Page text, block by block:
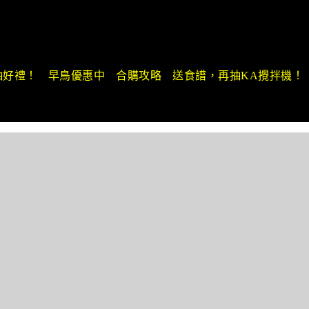
禮！ 早鳥優惠中 合購攻略 送食譜，再抽KA攪拌機！